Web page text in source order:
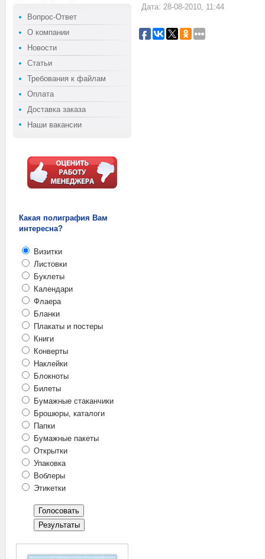
Вопрос-Ответ
О компании
Новости
Статьи
Требования к файлам
Оплата
Доставка заказа
Наши вакансии
Какая полиграфия Вам
интересна?
Визитки
Листовки
Буклеты
Календари
Флаера
Бланки
Плакаты и постеры
Книги
Конверты
Наклейки
Блокноты
Билеты
Бумажные стаканчики
Брошюры, каталоги
Папки
Бумажные пакеты
Открытки
Упаковка
Воблеры
Этикетки
Дата: 28-08-2010, 11:44